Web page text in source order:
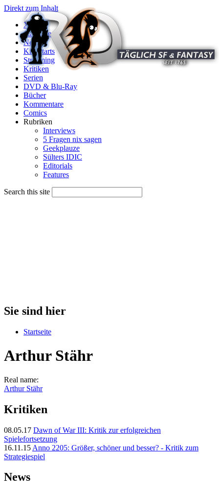
Direkt zum Inhalt
X
Startseite
News
Kinostarts
Streaming
Kritiken
Serien
DVD & Blu-Ray
Bücher
Kommentare
Comics
Rubriken
Interviews
5 Fragen nix sagen
Geekplauze
Sülters IDIC
Editorials
Features
Search this site
Sie sind hier
Startseite
Arthur Stähr
Real name:
Arthur Stähr
Kritiken
08.05.17 Dawn of War III: Kritik zur erfolgreichen
Spielefortsetzung
16.11.15 Anno 2205: Größer, schöner und besser? - Kritik zum
Strategiespiel
News